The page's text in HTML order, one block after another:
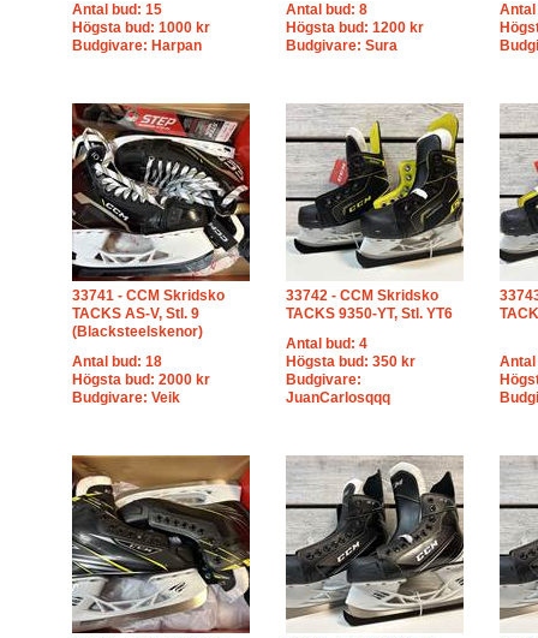
Antal bud: 15
Högsta bud: 1000 kr
Budgivare: Harpan
Antal bud: 8
Högsta bud: 1200 kr
Budgivare: Sura
Antal
33741 - CCM Skridsko
TACKS AS-V, Stl. 9
(Blacksteelskenor)
Antal bud: 18
Högsta bud: 2000 kr
Budgivare: Veik
33742 - CCM Skridsko
TACKS 9350-YT, Stl. YT6
Antal bud: 4
Högsta bud: 350 kr
Budgivare:
JuanCarlosqqq
Antal